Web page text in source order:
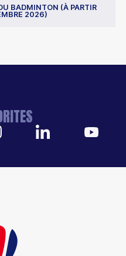
BADMINTON (À PARTIR
2026)